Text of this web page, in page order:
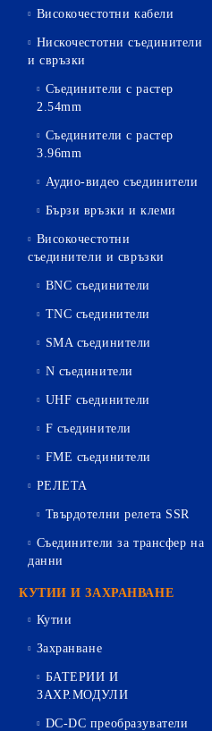
Високочестотни кабели
Нискочестотни съединители
и свръзки
Съединители с растер
2.54mm
Съединители с растер
3.96mm
Аудио-видео съединители
Бързи връзки и клеми
Високочестотни
съединители и свръзки
BNC съединители
TNC съединители
SMA съединители
N съединители
UHF съединители
F съединители
FME съединители
РЕЛЕТА
Твърдотелни релета SSR
Съединители за трансфер на
данни
КУТИИ И ЗАХРАНВАНЕ
Кутии
Захранване
БАТЕРИИ И
ЗАХР.МОДУЛИ
DC-DC преобразуватели